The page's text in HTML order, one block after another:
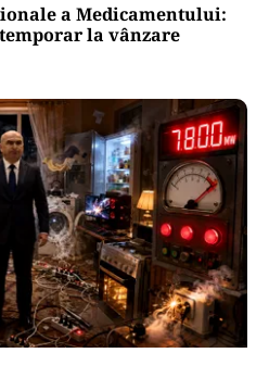
a Medicamentului:
la vânzare